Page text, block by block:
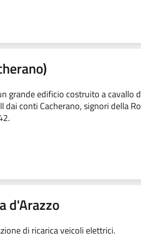
grande edificio costruito a cavallo
dai conti Cacherano, signori della
d'Arazzo
di ricarica veicoli elettrici.